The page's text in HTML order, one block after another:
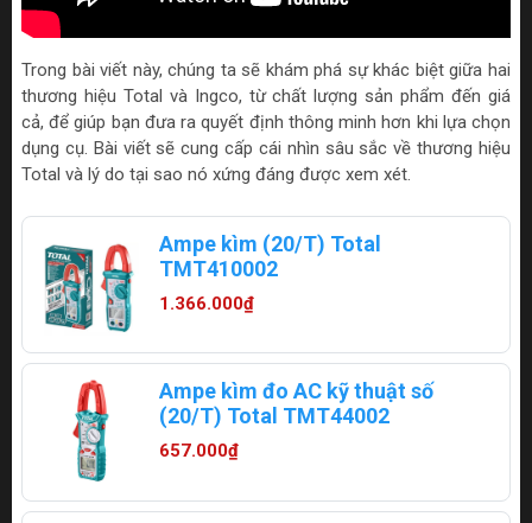
Trong bài viết này, chúng ta sẽ khám phá sự khác biệt giữa hai
thương hiệu Total và Ingco, từ chất lượng sản phẩm đến giá
cả, để giúp bạn đưa ra quyết định thông minh hơn khi lựa chọn
dụng cụ. Bài viết sẽ cung cấp cái nhìn sâu sắc về thương hiệu
Total và lý do tại sao nó xứng đáng được xem xét.
Ampe kìm (20/T) Total
TMT410002
1.366.000₫
Ampe kìm đo AC kỹ thuật số
(20/T) Total TMT44002
657.000₫